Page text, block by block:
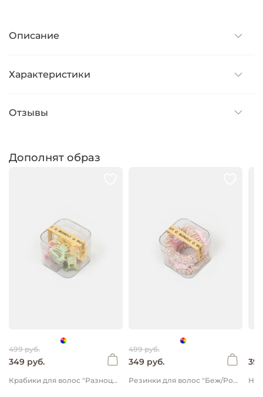
Описание
Характеристики
Отзывы
Дополнят образ
499 руб.
349 руб.
Крабики для волос "Разноцветные" 10 шт
499 руб.
349 руб.
Резинки для волос "Беж/Роза" 4 шт